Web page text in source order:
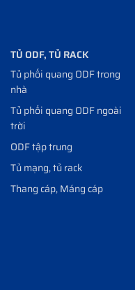
TỦ ODF, TỦ RACK
Tủ phối quang ODF trong
nhà
Tủ phối quang ODF ngoài
trời
ODF tập trung
Tủ mạng, tủ rack
Thang cáp, Máng cáp